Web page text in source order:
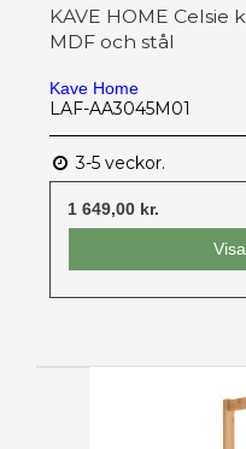
KAVE HOME
MDF och stål
Kave Home
LAF-AA3045M01
3-5 veckor.
1 649,00 kr.